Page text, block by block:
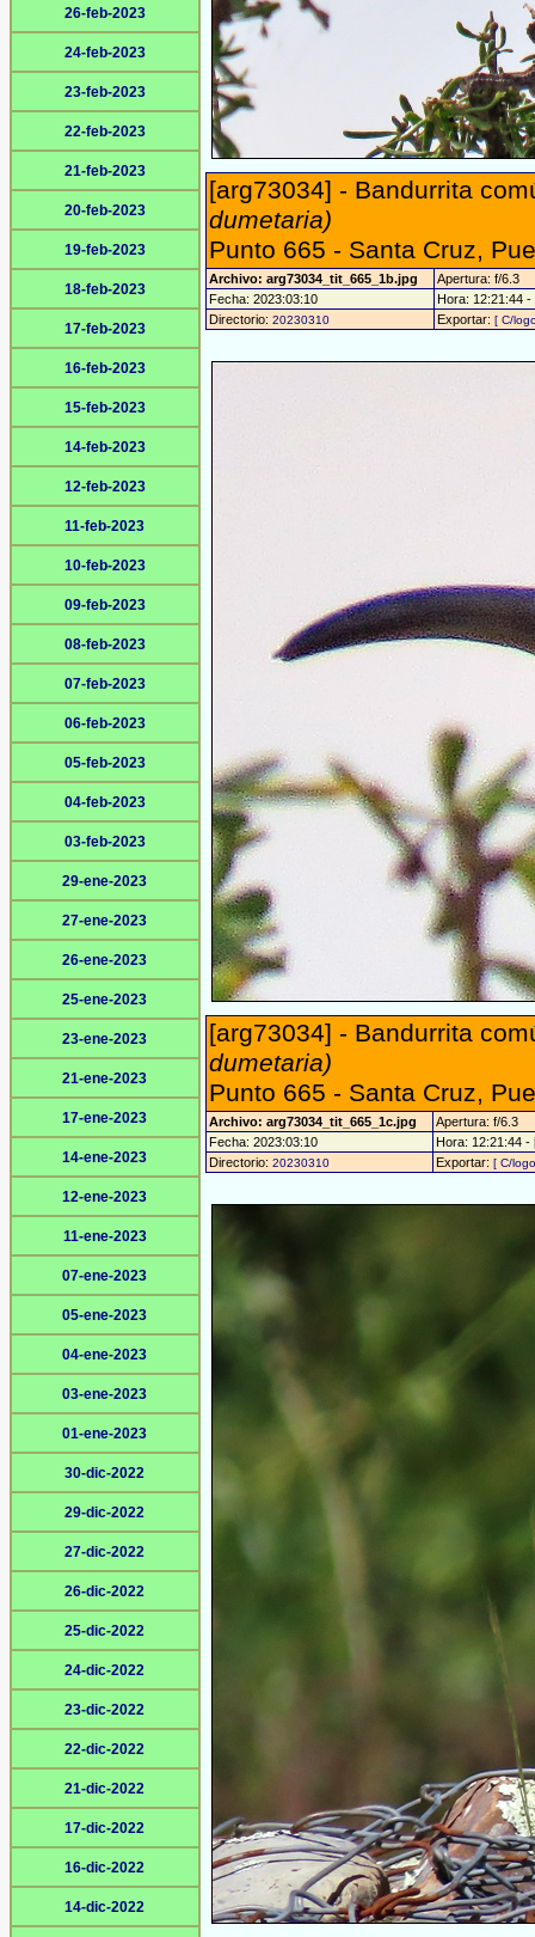
26-feb-2023
24-feb-2023
23-feb-2023
22-feb-2023
21-feb-2023
20-feb-2023
19-feb-2023
18-feb-2023
17-feb-2023
16-feb-2023
15-feb-2023
14-feb-2023
12-feb-2023
11-feb-2023
10-feb-2023
09-feb-2023
08-feb-2023
07-feb-2023
06-feb-2023
05-feb-2023
04-feb-2023
03-feb-2023
29-ene-2023
27-ene-2023
26-ene-2023
25-ene-2023
23-ene-2023
21-ene-2023
17-ene-2023
14-ene-2023
12-ene-2023
11-ene-2023
07-ene-2023
05-ene-2023
04-ene-2023
03-ene-2023
01-ene-2023
30-dic-2022
29-dic-2022
27-dic-2022
26-dic-2022
25-dic-2022
24-dic-2022
23-dic-2022
22-dic-2022
21-dic-2022
17-dic-2022
16-dic-2022
14-dic-2022
[arg73034] - Bandurrita
dumetaria)
Punto 665 - Santa Cruz,
Archivo: arg73034_tit_665_1b.jpg
Apertura: f/6.3
Fecha: 2023:03:10
Hora: 12:21:44
Directorio: 20230310 Exportar: [ C/
[arg73034] - Bandurrita
dumetaria)
Punto 665 - Santa Cruz,
Archivo: arg73034_tit_665_1c.jpg
Apertura: f/6.3
Fecha: 2023:03:10
Hora: 12:21:44 -
Directorio: 20230310 Exportar: [ C/